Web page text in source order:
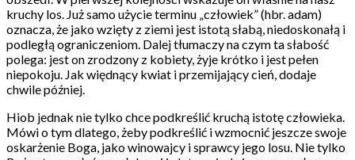
kruchy los. Już samo użycie terminu „człowiek” (hbr. adam)
oznacza, że jako wzięty z ziemi jest istotą słabą, niedoskonałą i
podległą ograniczeniom. Dalej tłumaczy na czym ta słabość
polega: jest on zrodzony z kobiety, żyje krótko i jest pełen
niepokoju. Jak więdnący kwiat i przemijający cień, dodaje
chwile później.
Hiob jednak nie tylko chce podkreślić kruchą istotę człowieka.
Mówi o tym dlatego, żeby podkreślić i wzmocnić jeszcze swoje
oskarżenie Boga, jako winowajcy i sprawcy jego losu. Nie tylko